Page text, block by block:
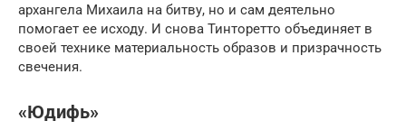
архангела Михаила на битву, но и сам деятельно
помогает ее исходу. И снова Тинторетто объединяет в
своей технике материальность образов и призрачность
свечения.
«Юдифь»